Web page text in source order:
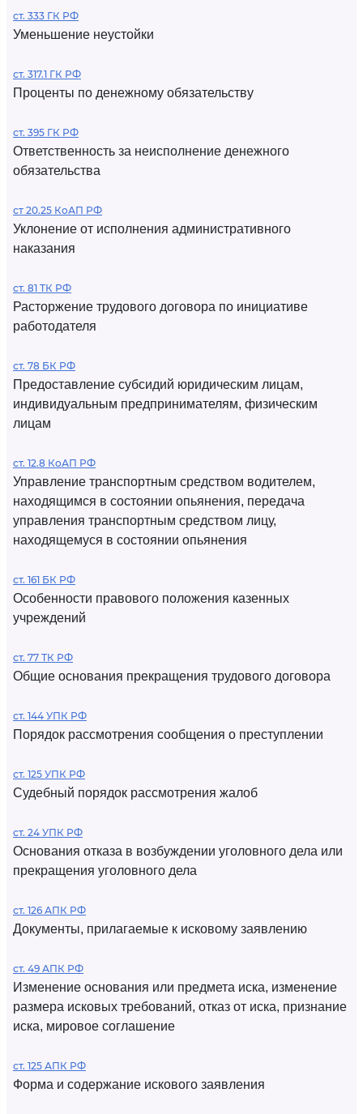
ст. 333 ГК РФ
Уменьшение неустойки
ст. 317.1 ГК РФ
Проценты по денежному обязательству
ст. 395 ГК РФ
Ответственность за неисполнение денежного
обязательства
ст 20.25 КоАП РФ
Уклонение от исполнения административного
наказания
ст. 81 ТК РФ
Расторжение трудового договора по инициативе
работодателя
ст. 78 БК РФ
Предоставление субсидий юридическим лицам,
индивидуальным предпринимателям, физическим
лицам
ст. 12.8 КоАП РФ
Управление транспортным средством водителем,
находящимся в состоянии опьянения, передача
управления транспортным средством лицу,
находящемуся в состоянии опьянения
ст. 161 БК РФ
Особенности правового положения казенных
учреждений
ст. 77 ТК РФ
Общие основания прекращения трудового договора
ст. 144 УПК РФ
Порядок рассмотрения сообщения о преступлении
ст. 125 УПК РФ
Судебный порядок рассмотрения жалоб
ст. 24 УПК РФ
Основания отказа в возбуждении уголовного дела или
прекращения уголовного дела
ст. 126 АПК РФ
Документы, прилагаемые к исковому заявлению
ст. 49 АПК РФ
Изменение основания или предмета иска, изменение
размера исковых требований, отказ от иска, признание
иска, мировое соглашение
ст. 125 АПК РФ
Форма и содержание искового заявления